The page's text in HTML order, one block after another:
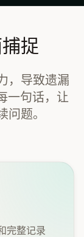
捉
，导致遗漏
一句话，让
题。
完整记录